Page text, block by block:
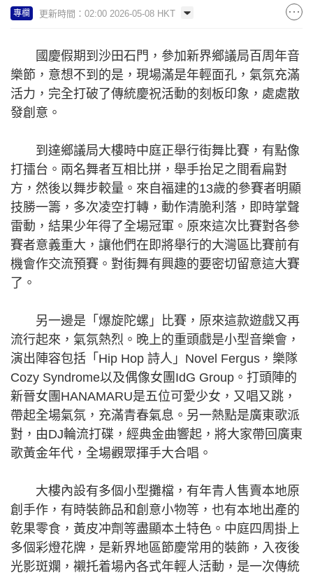
專欄 更新時間：02:00 2026-05-08 HKT
國慶假期到沙田石門，參加新界鄉議局百周年音
樂節，意想不到的是，現場滿是年輕面孔，氣氛充滿
活力，完全打破了傳統慶祝活動的刻板印象，處處散
發創意。
到達鄉議局大樓時中庭正舉行街舞比賽，有點像
打擂台。兩名舞者互相比拼，舉手抬足之間看扁對
方，然後以舞步較量。來自福建的13歲的參賽者明顯
技勝一籌，多次凌空打轉，動作清脆利落，即時掌聲
雷動，結果少年得了全場冠軍。原來這次比賽對各參
賽者意義重大，讓他們在即將舉行的大灣區比賽前有
機會作交流預賽。對街舞有興趣的要密切留意這大賽
了。
另一邊是「爆旋陀螺」比賽，原來這款遊戲又再
流行起來，氣氛熱烈。晚上的重頭戲是小型音樂會，
演出陣容包括「Hip Hop 詩人」Novel Fergus，樂隊
Cozy Syndrome以及偶像女團IdG Group。打頭陣的
新晉女團HANAMARU是五位可愛少女，又唱又跳，
帶起全場氣氛，充滿青春氣息。另一熱點是廣東歌派
對，由DJ輪流打碟，經典金曲響起，將大家帶回廣東
歌黃金年代，全場觀眾揮手大合唱。
大樓內設有多個小型攤檔，有年青人售賣本地原
創手作，有時裝飾品和創意小物等，也有本地出產的
乾果零食，黃皮冲劑等盡顯本土特色。中庭四周掛上
多個彩燈花牌，是新界地區節慶常用的裝飾，入夜後
光影斑斕，襯托着場內各式年輕人活動，是一次傳統